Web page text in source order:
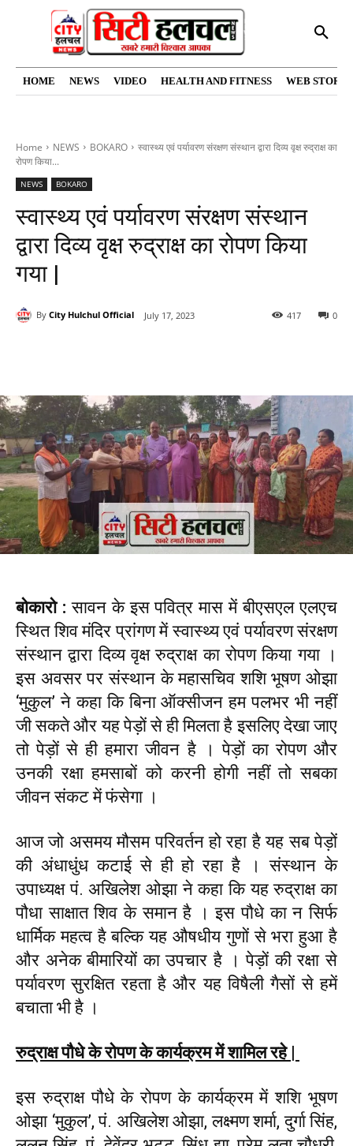
HOME NEWS VIDEO HEALTH AND FITNESS WEB
Home NEWS BOKARO
स्वास्थ्य एवं पर्यावरण संरक्षण संस्थान द्वारा दिव्य वृक्ष रुद्राक्ष का
रोपण किया...
NEWS BOKARO
स्वास्थ्य एवं पर्यावरण संरक्षण संस्थान
द्वारा दिव्य वृक्ष रुद्राक्ष का रोपण किया
गया |
By City Hulchul Official July 17, 2023 0
417
बोकारो : सावन के इस पवित्र मास में बीएसएल एलएच
स्थित शिव मंदिर प्रांगण में स्वास्थ्य एवं पर्यावरण संरक्षण
संस्थान द्वारा दिव्य वृक्ष रुद्राक्ष का रोपण किया गया ।
इस अवसर पर संस्थान के महासचिव शशि भूषण ओझा
‘मुकुल’ ने कहा कि बिना ऑक्सीजन हम पलभर भी नहीं
जी सकते और यह पेड़ों से ही मिलता है इसलिए देखा जाए
तो पेड़ों से ही हमारा जीवन है । पेड़ों का रोपण और
उनकी रक्षा हमसाबों को करनी होगी नहीं तो सबका
जीवन संकट में फंसेगा ।
आज जो असमय मौसम परिवर्तन हो रहा है यह सब पेड़ों
की अंधाधुंध कटाई से ही हो रहा है । संस्थान के
उपाध्यक्ष पं. अखिलेश ओझा ने कहा कि यह रुद्राक्ष का
पौधा साक्षात शिव के समान है । इस पौधे का न सिर्फ
धार्मिक महत्व है बल्कि यह औषधीय गुणों से भरा हुआ है
और अनेक बीमारियों का उपचार है । पेड़ों की रक्षा से
पर्यावरण सुरक्षित रहता है और यह विषैली गैसों से हमें
बचाता भी है ।
रुद्राक्ष पौधे के रोपण के कार्यक्रम में शामिल रहे |
इस रुद्राक्ष पौधे के रोपण के कार्यक्रम में शशि भूषण
ओझा ‘मुकुल’, पं. अखिलेश ओझा, लक्ष्मण शर्मा, दुर्गा सिंह,